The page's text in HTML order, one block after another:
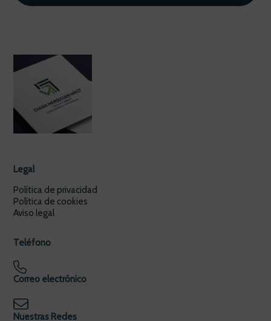
Legal
Política de privacidad
Política de cookies
Aviso legal
Teléfono
Correo electrónico
Nuestras Redes